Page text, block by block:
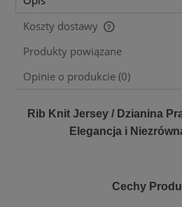
Koszty dostawy
Cena nie zawiera ewentualnych
Produkty powiązane
Opinie o produkcie (0)
Rib Knit Jersey / Dzianina
Elegancja i
Cechy